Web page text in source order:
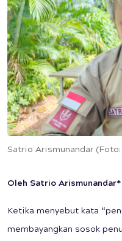
Satrio Arismunandar
Oleh Satrio Arismunandar*
Ketika menyebut kata
membayangkan sosok